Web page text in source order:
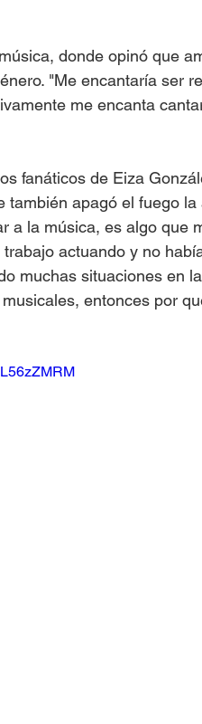
donde opinó que
"Me encantaría ser
me encanta
fanáticos de Eiza
también apagó el fuego
a la música, es algo que
actuando y no
muchas situaciones en
entonces por